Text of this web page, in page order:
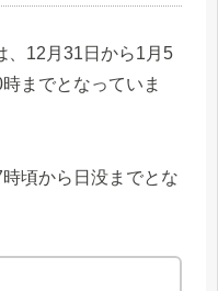
、12月31日から1月5
までとなっていま
頃から日没までとな